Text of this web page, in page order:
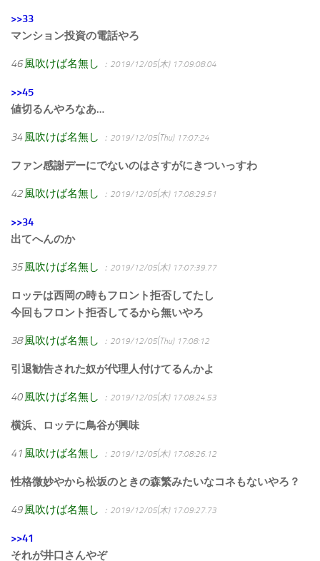
>>33
マンション投資の電話やろ
46 風吹けば名無し ：2019/12/05(木) 17:09:08.04
>>45
値切るんやろなあ…
34 風吹けば名無し ：2019/12/05(Thu) 17:07:24
ファン感謝デーにでないのはさすがにきついっすわ
42 風吹けば名無し ：2019/12/05(木) 17:08:29.51
>>34
出てへんのか
35 風吹けば名無し ：2019/12/05(木) 17:07:39.77
ロッテは西岡の時もフロント拒否してたし
今回もフロント拒否してるから無いやろ
38 風吹けば名無し ：2019/12/05(Thu) 17:08:12
引退勧告された奴が代理人付けてるんかよ
40 風吹けば名無し ：2019/12/05(木) 17:08:24.53
横浜、ロッテに鳥谷が興味
41 風吹けば名無し ：2019/12/05(木) 17:08:26.12
性格微妙やから松坂のときの森繁みたいなコネもないやろ？
49 風吹けば名無し ：2019/12/05(木) 17:09:27.73
>>41
それが井口さんやぞ